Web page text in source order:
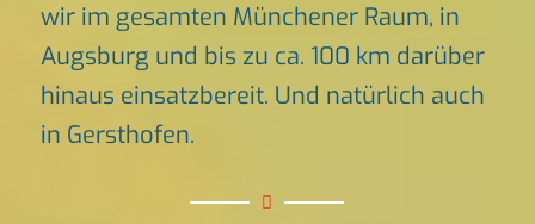
wir im gesamten Münchener Raum, in
Augsburg und bis zu ca. 100 km darüber
hinaus einsatzbereit. Und natürlich auch
in Gersthofen.